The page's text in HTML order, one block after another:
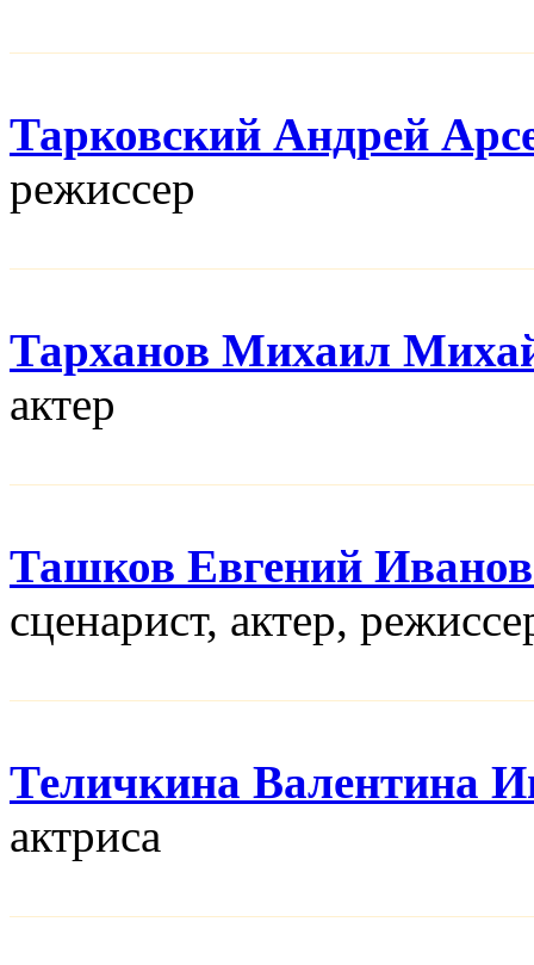
Тарковский Андрей
режисcер
Тарханов Михаил
актер
Ташков Евгений
сценарист, актер,
Теличкина Валентина
актриса